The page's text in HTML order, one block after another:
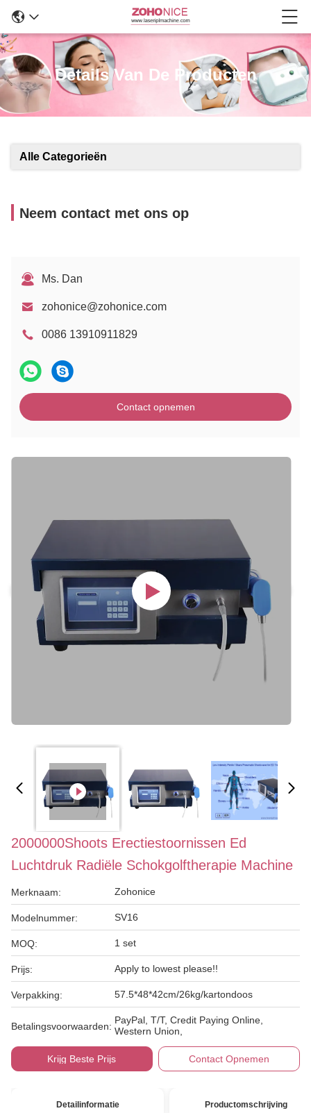
Details Van De Producten
Alle Categorieën
Neem contact met ons op
Ms. Dan
zohonice@zohonice.com
0086 13910911829
Contact opnemen
2000000Shoots Erectiestoornissen Ed
Luchtdruk Radiële Schokgolftherapie Machine
Merknaam: Zohonice
Modelnummer: SV16
MOQ: 1 set
Prijs: Apply to lowest please!!
Verpakking: 57.5*48*42cm/26kg/kartondoos
Betalingsvoorwaarden:
PayPal, T/T, Credit Paying Online,
Western Union,
Krijg Beste Prijs Contact Opnemen
Detailinformatie Productomschrijving